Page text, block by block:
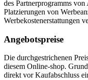
des Partnerprogramms
Platzierungen von
Werbekostenerstattungen
Angebotspreise
Die durchgestrichenen
diesem Online-shop.
direkt vor Kaufabschluss